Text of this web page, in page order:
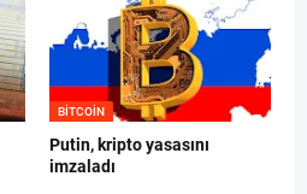
BITCOIN
Putin, kripto yasasını
imzaladı